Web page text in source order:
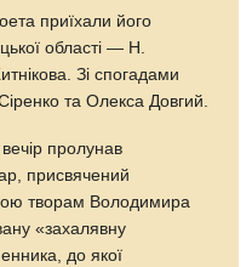
приїхали його
області — Н.
Зі спогадами
та Олекса Довгий.
пролунав
присвячений
творам Володимира
«захалявну
до якої